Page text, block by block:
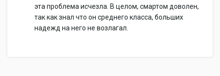
эта проблема исчезла. В целом, смартом доволен,
так как знал что он среднего класса, больших
надежд на него не возлагал.